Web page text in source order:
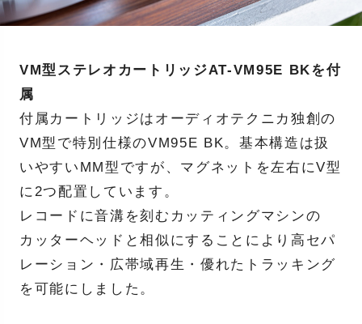
VM型ステレオカートリッジAT-VM95E BKを付
属
付属カートリッジはオーディオテクニカ独創の
VM型で特別仕様のVM95E BK。基本構造は扱
いやすいMM型ですが、マグネットを左右にV型
に2つ配置しています。
レコードに音溝を刻むカッティングマシンの
カッターヘッドと相似にすることにより高セパ
レーション・広帯域再生・優れたトラッキング
を可能にしました。